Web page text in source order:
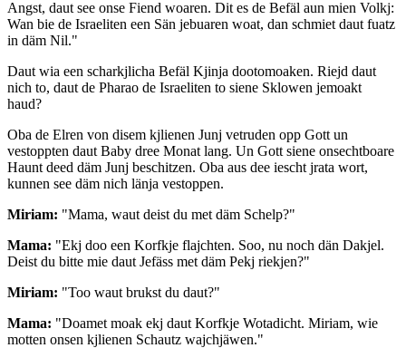
Angst, daut see onse Fiend woaren. Dit es de Befäl aun mien Volkj:
Wan bie de Israeliten een Sän jebuaren woat, dan schmiet daut fuatz
in däm Nil."
Daut wia een scharkjlicha Befäl Kjinja dootomoaken. Riejd daut
nich to, daut de Pharao de Israeliten to siene Sklowen jemoakt
haud?
Oba de Elren von disem kjlienen Junj vetruden opp Gott un
vestoppten daut Baby dree Monat lang. Un Gott siene onsechtboare
Haunt deed däm Junj beschitzen. Oba aus dee iescht jrata wort,
kunnen see däm nich länja vestoppen.
Miriam: "Mama, waut deist du met däm Schelp?"
Mama: "Ekj doo een Korfkje flajchten. Soo, nu noch dän Dakjel.
Deist du bitte mie daut Jefäss met däm Pekj riekjen?"
Miriam: "Too waut brukst du daut?"
Mama: "Doamet moak ekj daut Korfkje Wotadicht. Miriam, wie
motten onsen kjlienen Schautz wajchjäwen."